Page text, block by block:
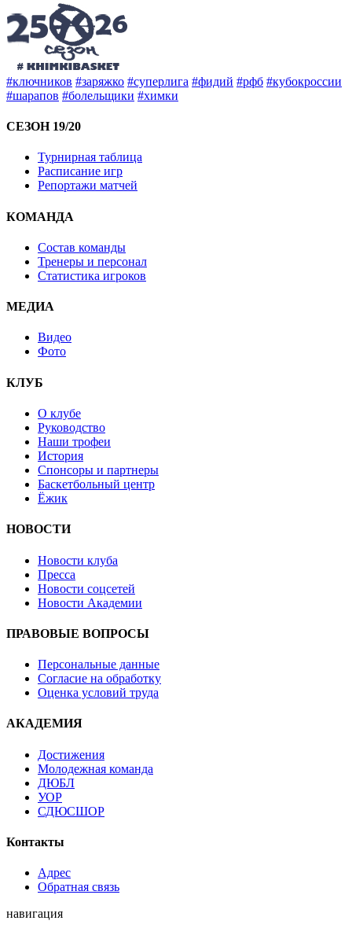
#ключников #заряжко #суперлига #фидий #рфб #кубокроссии
#шарапов #болельщики #химки
СЕЗОН 19/20
Турнирная таблица
Расписание игр
Репортажи матчей
КОМАНДА
Состав команды
Тренеры и персонал
Статистика игроков
МЕДИА
Видео
Фото
КЛУБ
О клубе
Руководство
Наши трофеи
История
Спонсоры и партнеры
Баскетбольный центр
Ёжик
НОВОСТИ
Новости клуба
Пресса
Новости соцсетей
Новости Академии
ПРАВОВЫЕ ВОПРОСЫ
Персональные данные
Согласие на обработку
Оценка условий труда
АКАДЕМИЯ
Достижения
Молодежная команда
ДЮБЛ
УОР
СДЮСШОР
Контакты
Адрес
Обратная связь
навигация